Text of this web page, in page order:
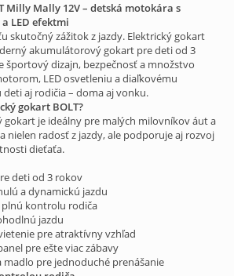
Milly Mally 12V – detská motokára s
LED efektmi
skutočný zážitok z jazdy. Elektrický gokart
akumulátorový gokart pre deti od 3
dizajn, bezpečnosť a množstvo
LED osvetleniu a diaľkovému
aj rodičia – doma aj vonku.
gokart BOLT?
gokart je ideálny pre malých milovníkov áut a
nielen radosť z jazdy, ale podporuje aj rozvoj
dieťaťa.
deti od 3 rokov
a dynamickú jazdu
kontrolu rodiča
jazdu
pre atraktívny vzhľad
pre ešte viac zábavy
madlo pre jednoduché prenášanie